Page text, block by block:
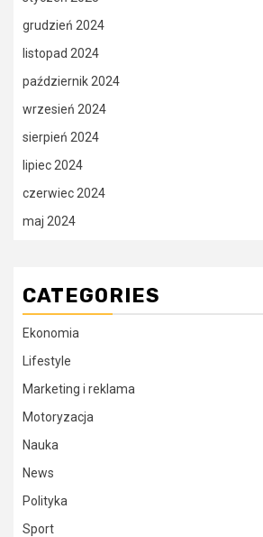
grudzień 2024
listopad 2024
październik 2024
wrzesień 2024
sierpień 2024
lipiec 2024
czerwiec 2024
maj 2024
CATEGORIES
Ekonomia
Lifestyle
Marketing i reklama
Motoryzacja
Nauka
News
Polityka
Sport